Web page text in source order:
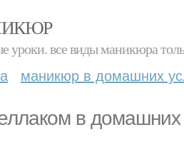
уроки. все виды маникюра
маникюр в домашних
в